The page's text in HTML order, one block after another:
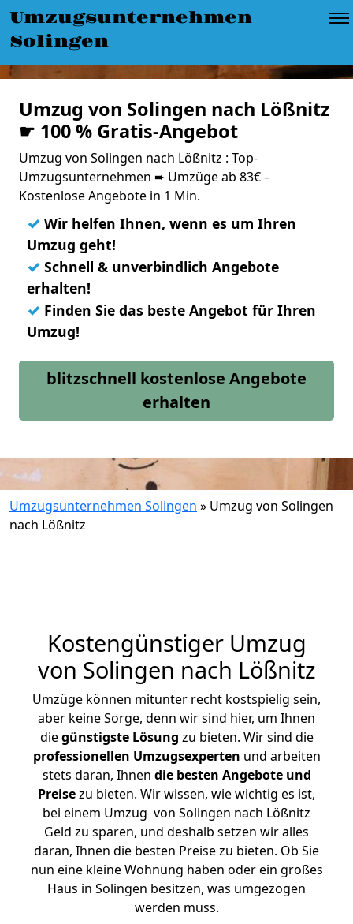
Umzugsunternehmen
Solingen
Umzug von Solingen nach Lößnitz
☛ 100 % Gratis-Angebot
Umzug von Solingen nach Lößnitz : Top-
Umzugsunternehmen ➨ Umzüge ab 83€ –
Kostenlose Angebote in 1 Min.
✓ Wir helfen Ihnen, wenn es um Ihren
Umzug geht!
✓ Schnell & unverbindlich Angebote
erhalten!
✓ Finden Sie das beste Angebot für Ihren
Umzug!
blitzschnell kostenlose Angebote
erhalten
Umzugsunternehmen Solingen » Umzug von Solingen
nach Lößnitz
Kostengünstiger Umzug
von Solingen nach Lößnitz
Umzüge können mitunter recht kostspielig sein,
aber keine Sorge, denn wir sind hier, um Ihnen
diegünstigste Lösung zu bieten. Wir sind die
professionellen Umzugsexperten und arbeiten
stets daran, Ihnen die besten Angebote und
Preisezu bieten. Wir wissen, wie wichtig es ist,
bei einem Umzug von Solingen nach Lößnitz
Geld zu sparen, und deshalb setzen wir alles
daran, Ihnen die besten Preise zu bieten. Ob Sie
nun eine kleine Wohnung haben oder ein großes
Haus in Solingen besitzen, was umgezogen
werden muss.